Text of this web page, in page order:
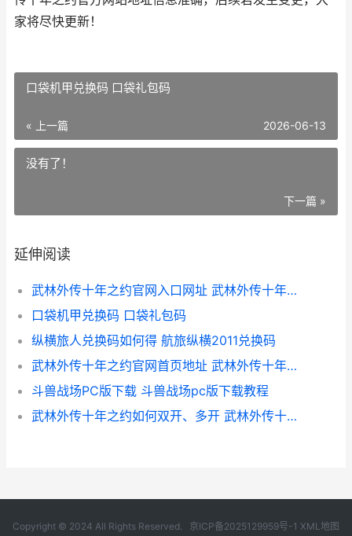
家将尽快更新！
口袋机甲兑换码 口袋礼包码
« 上一篇 2026-06-13
没有了！
下一篇 »
延伸阅读
武林外传十年之约官网入口网址 武林外传十年之约职业推荐
口袋机甲兑换码 口袋礼包码
纵横旅人兑换码如何得 航旅纵横2011兑换码
武林外传十年之约官网首页地址 武林外传十年之约枪豪加点
斗兽战场PC版下载 斗兽战场pc版下载教程
武林外传十年之约如何双开、多开 武林外传十年之约蛊王加点
Copyright © 2024 All Rights Reserved. 京ICP备2025129959号-1 XML地图